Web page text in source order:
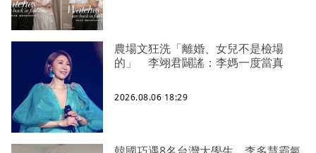
農場文狂洗「離婚、女兒不是檢場
的」 李翊君闢謠：李媽一度當真
2026.08.06 18:29